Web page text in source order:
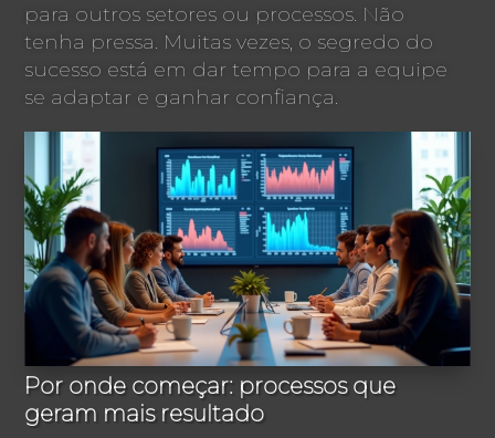
para outros setores ou processos. Não
tenha pressa. Muitas vezes, o segredo do
sucesso está em dar tempo para a equipe
se adaptar e ganhar confiança.
Por onde começar: processos que
geram mais resultado